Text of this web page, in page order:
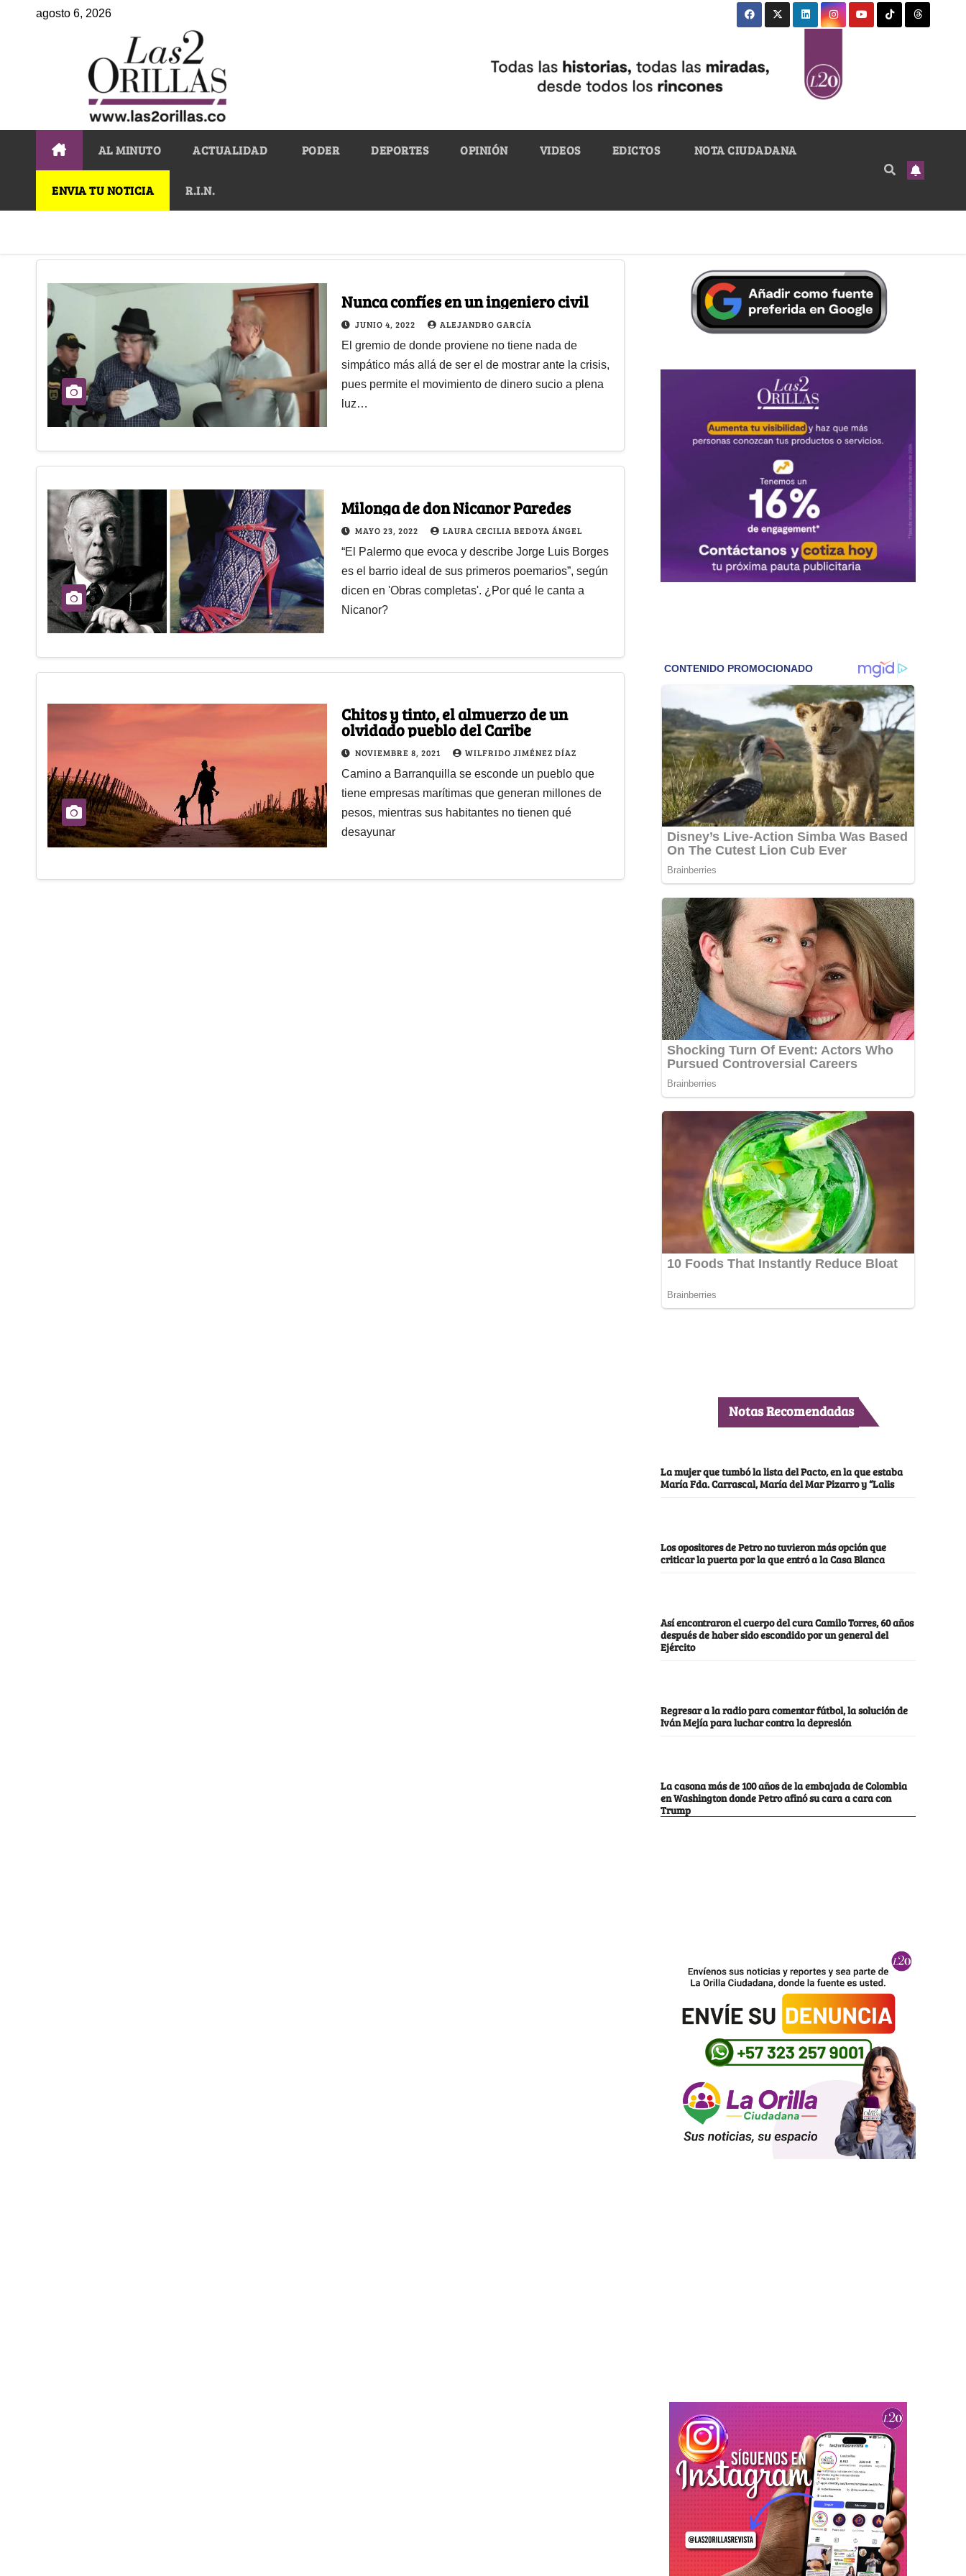
agosto 6, 2026
AL MINUTO ACTUALIDAD PODER DEPORTES OPINIÓN VIDEOS EDICTOS NOTA CIUDADANA
ENVIA TU NOTICIA R.I.N.
Nunca confíes en un ingeniero civil
JUNIO 4, 2022 ALEJANDRO GARCÍA
El gremio de donde proviene no tiene nada de
simpático más allá de ser el de mostrar ante la crisis,
pues permite el movimiento de dinero sucio a plena
luz…
Milonga de don Nicanor Paredes
MAYO 23, 2022 LAURA CECILIA BEDOYA ÁNGEL
“El Palermo que evoca y describe Jorge Luis Borges
es el barrio ideal de sus primeros poemarios”, según
dicen en 'Obras completas'. ¿Por qué le canta a
Nicanor?
Chitos y tinto, el almuerzo de un
olvidado pueblo del Caribe
NOVIEMBRE 8, 2021 WILFRIDO JIMÉNEZ DÍAZ
Camino a Barranquilla se esconde un pueblo que
tiene empresas marítimas que generan millones de
pesos, mientras sus habitantes no tienen qué
desayunar
Notas Recomendadas
La mujer que tumbó la lista del Pacto, en la que estaba
María Fda. Carrascal, María del Mar Pizarro y “Lalis
Los opositores de Petro no tuvieron más opción que
criticar la puerta por la que entró a la Casa Blanca
Así encontraron el cuerpo del cura Camilo Torres, 60 años
después de haber sido escondido por un general del
Ejército
Regresar a la radio para comentar fútbol, la solución de
Iván Mejía para luchar contra la depresión
La casona más de 100 años de la embajada de Colombia
en Washington donde Petro afinó su cara a cara con
Trump